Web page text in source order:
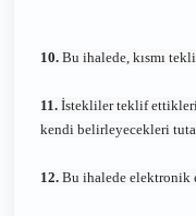
10. Bu ihalede, kısmı
11. İstekliler teklif ettikleri
kendi belirleyecekleri
12. Bu ihalede elektronik